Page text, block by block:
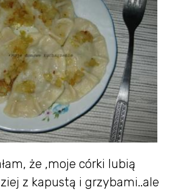
że ,moje córki lubią
z kapustą i grzybami..ale